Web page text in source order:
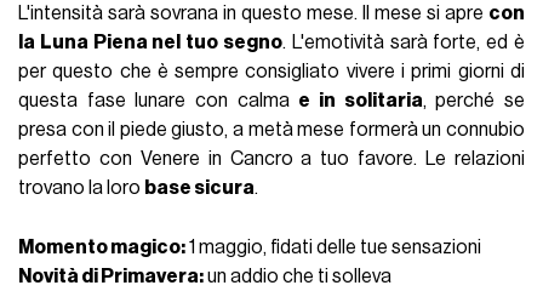
L'intensità sarà sovrana in questo mese. Il mese si apre con
la Luna Piena nel tuo segno. L'emotività sarà forte, ed è
per questo che è sempre consigliato vivere i primi giorni di
questa fase lunare con calma e in solitaria, perché se
presa con il piede giusto, a metà mese formerà un connubio
perfetto con Venere in Cancro a tuo favore. Le relazioni
trovano la loro base sicura.
Momento magico:1 maggio, fidati delle tue sensazioni
Novità di Primavera:un addio che ti solleva